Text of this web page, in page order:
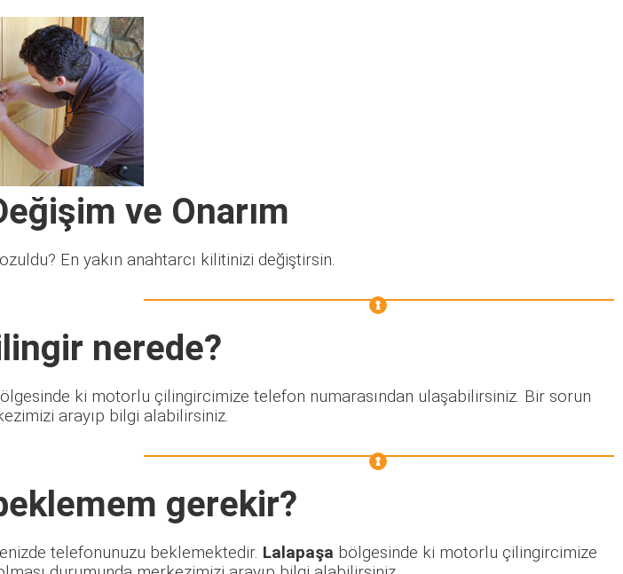
ve Onarım
En yakın anahtarcı kilitinizi değiştirsin.
nerede?
ki motorlu çilingircimize telefon numarasından ulaşabilirsiniz. Bir sorun
arayıp bilgi alabilirsiniz.
gerekir?
telefonunuzu beklemektedir. Lalapaşa bölgesinde ki motorlu çilingircimize